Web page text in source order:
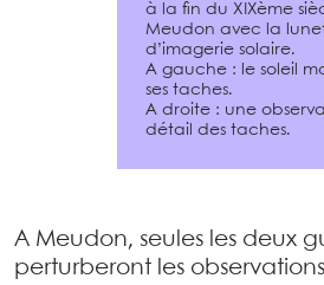
à la fin du XIXème
Meudon avec la
d’imagerie solaire.
A gauche : le soleil
ses taches.
A droite : une
détail des taches.
A Meudon, seules les deux
perturberont les